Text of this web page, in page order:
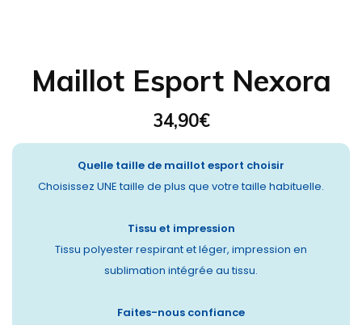
Maillot Esport Nexora
34,90€
Quelle taille de maillot esport choisir
Choisissez UNE taille de plus que votre taille habituelle.
Tissu et impression
Tissu polyester respirant et léger, impression en
sublimation intégrée au tissu.
Faites-nous confiance